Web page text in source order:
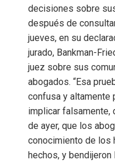
decisiones sobre
después de
jueves, en su
jurado, Bankman-
juez sobre sus
abogados. “Esa
confusa y altamente
implicar falsamente,
de ayer, que los
conocimiento de los
hechos, y bendijeron